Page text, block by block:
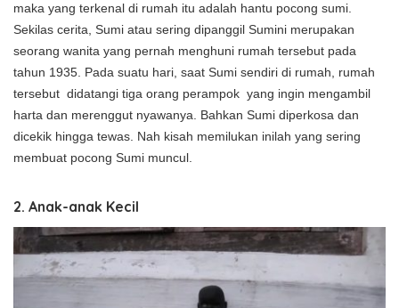
maka yang terkenal di rumah itu adalah hantu pocong sumi.
Sekilas cerita, Sumi atau sering dipanggil Sumini merupakan
seorang wanita yang pernah menghuni rumah tersebut pada
tahun 1935. Pada suatu hari, saat Sumi sendiri di rumah, rumah
tersebut didatangi tiga orang perampok yang ingin mengambil
harta dan merenggut nyawanya. Bahkan Sumi diperkosa dan
dicekik hingga tewas. Nah kisah memilukan inilah yang sering
membuat pocong Sumi muncul.
2. Anak-anak Kecil